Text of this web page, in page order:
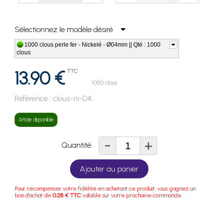
Sélectionnez le modèle désiré
1000 clous perle fer - Nickelé - Ø04mm || Qté : 1000
clous
13.90 € TTC
1000 clous
Référence : clous-ni-04
Article disponible
Quantité - +
Ajouter au panier
Pour récompenser votre fidélité en achetant ce produit, vous gagnez un
bon d'achat de 0.28 € TTC valable sur votre prochaine commande.